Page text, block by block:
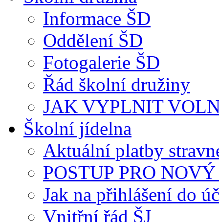
Informace ŠD
Oddělení ŠD
Fotogalerie ŠD
Řád školní družiny
JAK VYPLNIT
Školní jídelna
Aktuální platby
POSTUP PRO
Jak na přihlášení do
Vnitřní řád ŠJ